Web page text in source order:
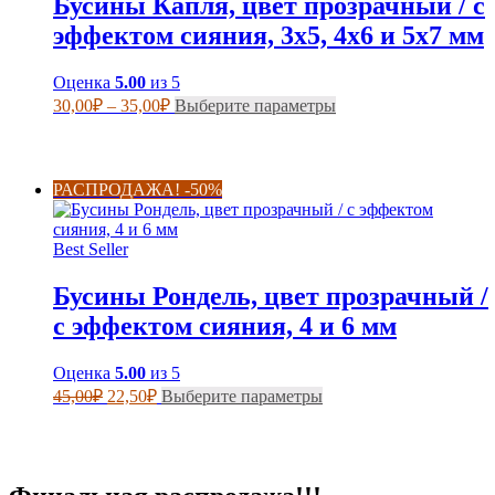
эффектом сияния, 3х5, 4х6 и 5х7 мм
Оценка 5.00 из 5
30,00₽ – 35,00₽Диапазон
35,00₽
Выберите параметрыЭтот
Опции
можно
товара.
РАСПРОДАЖА! -50%
Best Seller
Бусины Рондель, цвет прозрачный /
с эффектом сияния, 4 и 6 мм
Оценка 5.00 из 5
45,00₽ Первоначальная
22,50₽Текущая
Выберите параметрыЭтот